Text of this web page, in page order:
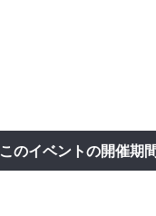
このイベントの開催期